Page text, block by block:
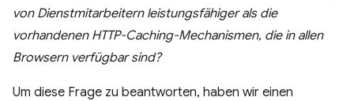
von Dienstmitarbeitern leistungsfähiger als die
vorhandenen HTTP-Caching-Mechanismen, die in allen
Browsern verfügbar sind?
Um diese Frage zu beantworten, haben wir einen